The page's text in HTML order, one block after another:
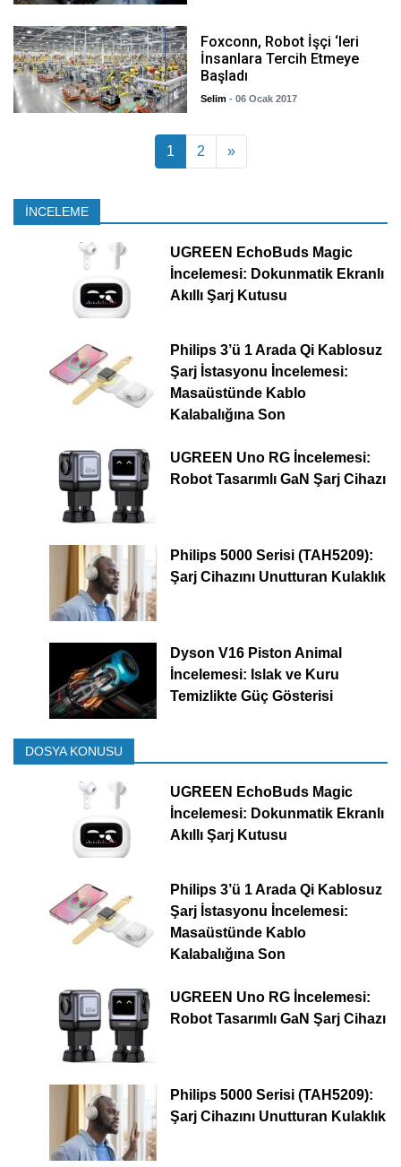
Foxconn, Robot İşçi ‘leri
İnsanlara Tercih Etmeye
Başladı
Selim - 06 Ocak 2017
Yazı dolaşımı
1 2 »
İNCELEME
UGREEN EchoBuds Magic
İncelemesi: Dokunmatik Ekranlı
Akıllı Şarj Kutusu
Philips 3’ü 1 Arada Qi Kablosuz
Şarj İstasyonu İncelemesi:
Masaüstünde Kablo
Kalabalığına Son
UGREEN Uno RG İncelemesi:
Robot Tasarımlı GaN Şarj Cihazı
Philips 5000 Serisi (TAH5209):
Şarj Cihazını Unutturan Kulaklık
Dyson V16 Piston Animal
İncelemesi: Islak ve Kuru
Temizlikte Güç Gösterisi
DOSYA KONUSU
UGREEN EchoBuds Magic
İncelemesi: Dokunmatik Ekranlı
Akıllı Şarj Kutusu
Philips 3’ü 1 Arada Qi Kablosuz
Şarj İstasyonu İncelemesi:
Masaüstünde Kablo
Kalabalığına Son
UGREEN Uno RG İncelemesi:
Robot Tasarımlı GaN Şarj Cihazı
Philips 5000 Serisi (TAH5209):
Şarj Cihazını Unutturan Kulaklık